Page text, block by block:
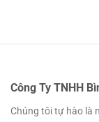
Công Ty TNHH
Chúng tôi tự hào là